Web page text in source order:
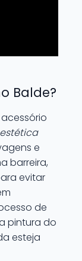
Balde?
estética
e
barreira,
evitar
de
pintura do
esteja